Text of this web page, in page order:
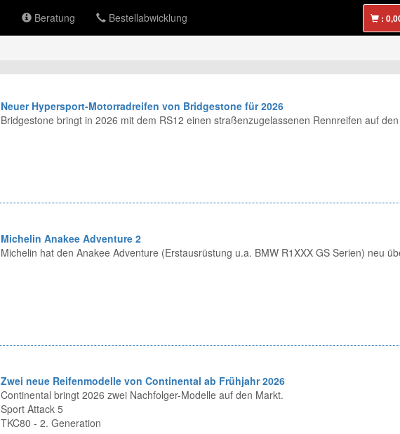
Beratung Bestellabwicklung :
Neuer Hypersport-Motorradreifen von Bridgestone für 2026
Bridgestone bringt in 2026 mit dem RS12 einen straßenzugelassenen Rennreifen auf
Michelin Anakee Adventure 2
Michelin hat den Anakee Adventure (Erstausrüstung u.a. BMW R1XXX GS Serien) neu
Zwei neue Reifenmodelle von Continental ab Frühjahr 2026
Continental bringt 2026 zwei Nachfolger-Modelle auf den Markt.
Sport Attack 5
TKC80 - 2. Generation